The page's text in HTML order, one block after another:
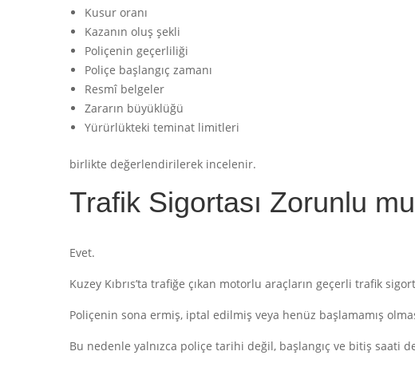
Kusur oranı
Kazanın oluş şekli
Poliçenin geçerliliği
Poliçe başlangıç zamanı
Resmî belgeler
Zararın büyüklüğü
Yürürlükteki teminat limitleri
birlikte değerlendirilerek incelenir.
Trafik Sigortası Zorunlu
Evet.
Kuzey Kıbrıs’ta trafiğe çıkan motorlu araçların geçerli trafik
Poliçenin sona ermiş, iptal edilmiş veya henüz başlamamış
Bu nedenle yalnızca poliçe tarihi değil, başlangıç ve bitiş saati